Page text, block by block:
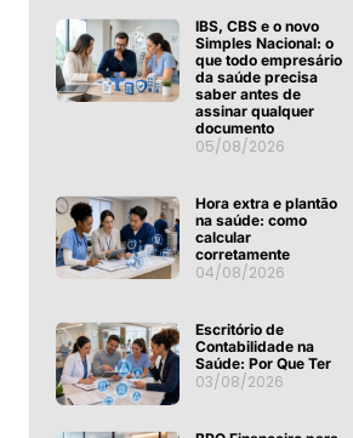
IBS, CBS e o novo
Simples Nacional: o
que todo empresário
da saúde precisa
saber antes de
assinar qualquer
documento
05/08/2026
Hora extra e plantão
na saúde: como
calcular
corretamente
04/08/2026
Escritório de
Contabilidade na
Saúde: Por Que Ter
03/08/2026